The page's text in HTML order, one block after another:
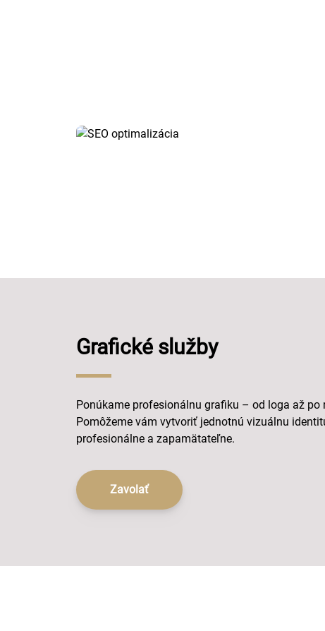
Grafické služby
Ponúkame profesionálnu grafiku – od loga až po
Pomôžeme vám vytvoriť jednotnú vizuálnu
profesionálne a zapamätateľne.
Zavolať